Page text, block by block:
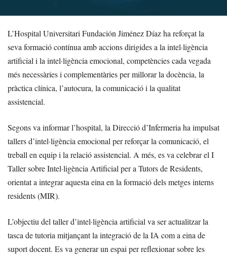
L’Hospital Universitari Fundación Jiménez Díaz ha reforçat la
seva formació contínua amb accions dirigides a la intel·ligència
artificial i la intel·ligència emocional, competències cada vegada
més necessàries i complementàries per millorar la docència, la
pràctica clínica, l’autocura, la comunicació i la qualitat
assistencial.
Segons va informar l’hospital, la Direcció d’Infermeria ha impulsat
tallers d’intel·ligència emocional per reforçar la comunicació, el
treball en equip i la relació assistencial. A més, es va celebrar el I
Taller sobre Intel·ligència Artificial per a Tutors de Residents,
orientat a integrar aquesta eina en la formació dels metges interns
residents (MIR).
L’objectiu del taller d’intel·ligència artificial va ser actualitzar la
tasca de tutoria mitjançant la integració de la IA com a eina de
suport docent. Es va generar un espai per reflexionar sobre les